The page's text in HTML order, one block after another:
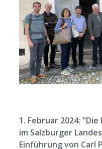
1. Februar 2024:
im Salzburger
Einführung von Carl